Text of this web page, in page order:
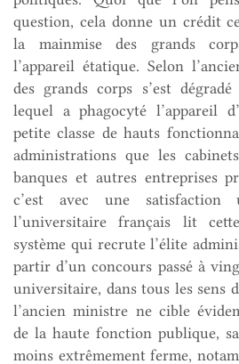
question, cela donne un crédit
la mainmise des grands
l’appareil étatique. Selon
des grands corps s’est
lequel a phagocyté l’appareil
petite classe de hauts
administrations que les
banques et autres entreprises
c’est avec une
l’universitaire français lit
système qui recrute l’élite
partir d’un concours passé à
universitaire, dans tous les sens
l’ancien ministre ne cible
de la haute fonction publique,
moins extrêmement ferme,